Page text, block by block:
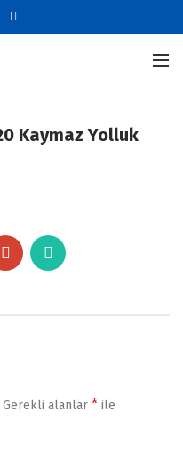
Kaymaz Yolluk
Gerekli alanlar * ile